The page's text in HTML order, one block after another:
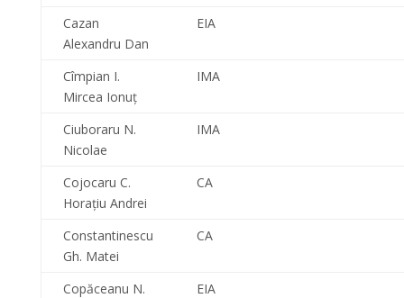
Cazan
Alexandru Dan
EIA
Cîmpian I.
Mircea Ionuţ
IMA
Ciuboraru N.
Nicolae
IMA
Cojocaru C.
Horaţiu Andrei
CA
Constantinescu
Gh. Matei
CA
Copăceanu N.
EIA